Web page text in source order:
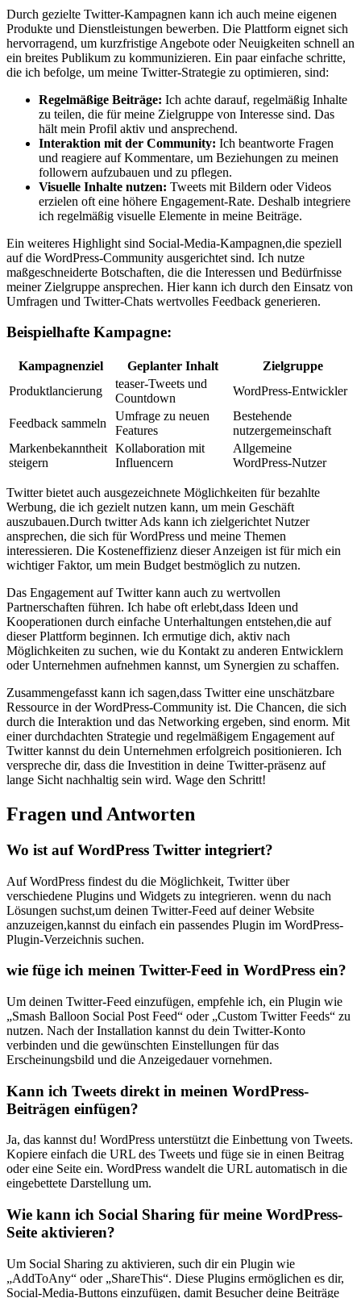
Durch​ gezielte Twitter-Kampagnen kann ich‌ auch meine eigenen
Produkte und ‍Dienstleistungen​ bewerben. Die Plattform eignet sich‍
hervorragend, um kurzfristige Angebote ⁤oder Neuigkeiten ​schnell an
ein breites Publikum zu kommunizieren. Ein paar einfache schritte,​
die ich befolge, um meine ⁣Twitter-Strategie zu optimieren, sind:
Regelmäßige Beiträge: Ich ‍achte ‌darauf,‍ regelmäßig Inhalte​
zu teilen, die ⁤für meine Zielgruppe von Interesse‌ sind. ⁣Das
hält mein Profil aktiv und ansprechend.
Interaktion mit der Community: Ich⁢ beantworte Fragen
und reagiere auf Kommentare, um Beziehungen ⁤zu ⁤meinen
followern aufzubauen und zu ⁣pflegen.
Visuelle Inhalte nutzen: Tweets mit Bildern oder Videos ​
erzielen oft eine höhere Engagement-Rate.​ Deshalb integriere
ich regelmäßig visuelle Elemente in meine Beiträge.
Ein weiteres Highlight sind Social-Media-Kampagnen,die speziell‍
auf ⁣die WordPress-Community ausgerichtet sind.‌ Ich nutze
maßgeschneiderte Botschaften, die⁤ die Interessen und Bedürfnisse
meiner Zielgruppe ansprechen. Hier ​kann​ ich durch den Einsatz ⁣von
Umfragen⁢ und Twitter-Chats ​wertvolles Feedback generieren.
Beispielhafte ⁤Kampagne:
Kampagnenziel Geplanter Inhalt
Zielgruppe
Produktlancierung
teaser-Tweets und⁤
Countdown
WordPress-Entwickler
Feedback ⁣sammeln
Umfrage zu⁢ neuen
Features
Bestehende
nutzergemeinschaft
Markenbekanntheit
steigern
Kollaboration ⁣mit
Influencern
Allgemeine
WordPress-Nutzer
Twitter ‌bietet auch ausgezeichnete ⁣Möglichkeiten⁣ für⁢ bezahlte
Werbung, die ‍ich ‍gezielt nutzen kann, um mein Geschäft
auszubauen.Durch twitter Ads kann ich zielgerichtet​ Nutzer
ansprechen, die sich für WordPress und⁢ meine⁤ Themen
interessieren. Die ⁢Kosteneffizienz dieser Anzeigen ist für ‌mich ​ein
‍wichtiger Faktor, um mein Budget bestmöglich zu ⁤nutzen.
Das ⁤Engagement auf Twitter kann auch zu wertvollen
‌Partnerschaften führen. Ich habe oft ‌erlebt,dass Ideen und
Kooperationen durch einfache Unterhaltungen entstehen,die‍ auf​
dieser Plattform ​beginnen.‌ Ich⁤ ermutige dich, aktiv ⁢nach
Möglichkeiten zu suchen, wie du Kontakt zu‌ anderen Entwicklern
oder Unternehmen aufnehmen ⁣kannst, um ⁤Synergien zu schaffen.
Zusammengefasst ‌kann ich sagen,dass​ Twitter eine unschätzbare
Ressource in der WordPress-Community ist. Die ⁤Chancen, die sich
durch die Interaktion und das Networking ergeben, sind​ enorm. Mit
einer durchdachten Strategie und regelmäßigem Engagement auf
Twitter kannst du dein ​Unternehmen erfolgreich positionieren. Ich
verspreche dir, dass die‌ Investition in ⁢deine⁣ Twitter-präsenz ‍auf
lange Sicht nachhaltig ⁢sein ⁢wird. Wage den‍ Schritt!
Fragen ‍und Antworten
Wo ist auf WordPress Twitter integriert?
Auf​ WordPress findest du die ‍Möglichkeit, Twitter ⁣über⁤
verschiedene Plugins und Widgets zu integrieren. ​wenn‌ du nach
⁤Lösungen suchst,um deinen Twitter-Feed auf deiner⁣ Website
anzuzeigen,kannst du einfach ein passendes‍ Plugin im WordPress-
Plugin-Verzeichnis suchen.
wie füge ‌ich meinen Twitter-Feed in WordPress ein?
Um deinen Twitter-Feed einzufügen, empfehle ich, ein Plugin⁤ wie
„Smash‍ Balloon Social Post Feed“ oder​ „Custom Twitter Feeds“ zu
nutzen.‍ Nach der Installation ‍kannst⁢ du dein Twitter-Konto
verbinden und ⁤die gewünschten⁤ Einstellungen für das ​
Erscheinungsbild und ‍die‍ Anzeigedauer vornehmen.
Kann ich Tweets direkt in meinen WordPress-
Beiträgen einfügen?
Ja, das kannst ⁢du! WordPress unterstützt die⁢ Einbettung von Tweets.
Kopiere ⁤einfach ‌die URL‌ des ​Tweets und füge sie in einen ‍Beitrag
oder eine Seite ein. ‌WordPress ​wandelt​ die URL automatisch in die
eingebettete‌ Darstellung ​um.
Wie kann ich Social Sharing für meine WordPress-
Seite aktivieren?
Um Social‍ Sharing zu aktivieren, such dir ein ⁣Plugin wie​
„AddToAny“‍ oder „ShareThis“. Diese Plugins ermöglichen es dir,
Social-Media-Buttons einzufügen, damit Besucher⁢ deine Beiträge